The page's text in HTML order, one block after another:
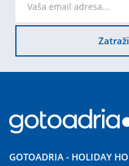
GOTOADRIA - HOLIDAY